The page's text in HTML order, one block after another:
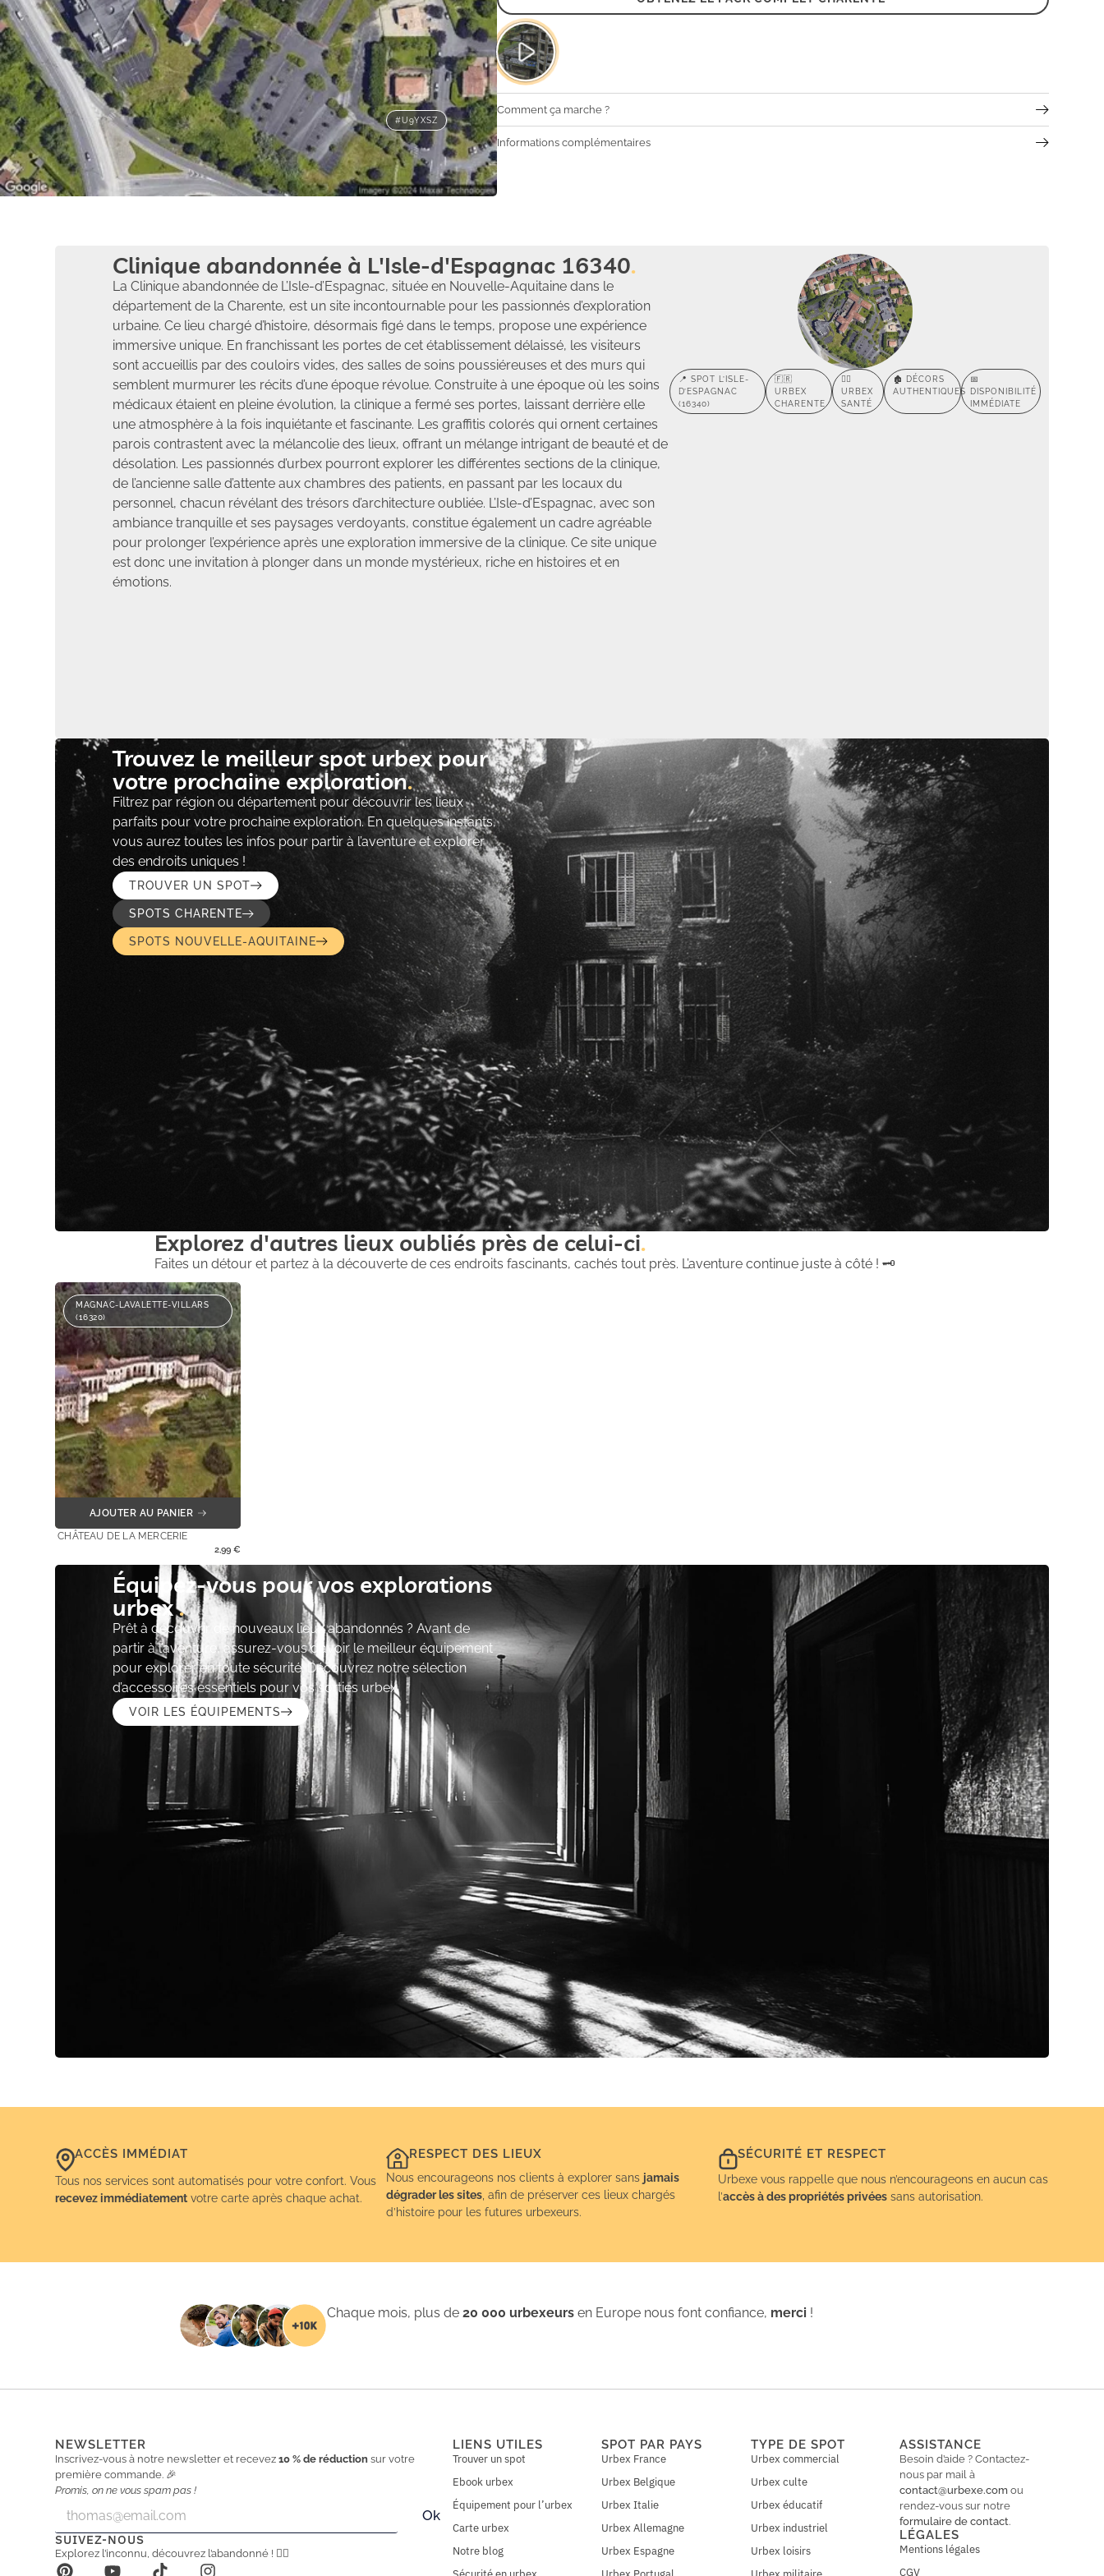
#U9YXSZ
Comment ça marche ?
Informations complémentaires
Clinique abandonnée à L'Isle-d'Espagnac 16340
La Clinique abandonnée de L’Isle-d’Espagnac, située en Nouvelle-Aquitaine dans le
département de la Charente, est un site incontournable pour les passionnés d’exploration
urbaine. Ce lieu chargé d’histoire, désormais figé dans le temps, propose une expérience
immersive unique. En franchissant les portes de cet établissement délaissé, les visiteurs
sont accueillis par des couloirs vides, des salles de soins poussiéreuses et des murs qui
semblent murmurer les récits d’une époque révolue. Construite à une époque où les soins
médicaux étaient en pleine évolution, la clinique a fermé ses portes, laissant derrière elle
une atmosphère à la fois inquiétante et fascinante. Les graffitis colorés qui ornent certaines
parois contrastent avec la mélancolie des lieux, offrant un mélange intrigant de beauté et de
désolation. Les passionnés d’urbex pourront explorer les différentes sections de la clinique,
de l’ancienne salle d’attente aux chambres des patients, en passant par les locaux du
personnel, chacun révélant des trésors d’architecture oubliée. L’Isle-d’Espagnac, avec son
ambiance tranquille et ses paysages verdoyants, constitue également un cadre agréable
pour prolonger l’expérience après une exploration immersive de la clinique. Ce site unique
est donc une invitation à plonger dans un monde mystérieux, riche en histoires et en
émotions.
📍 SPOT L’ISLE-
D’ESPAGNAC
(16340)
🇫🇷
URBEX
CHARENTE
🕵️‍♂️
URBEX
SANTÉ
🏚️ DÉCORS
AUTHENTIQUES
📅
DISPONIBILITÉ
IMMÉDIATE
Trouvez le meilleur spot urbex pour
votre prochaine exploration​
Filtrez par région ou département pour découvrir les lieux
parfaits pour votre prochaine exploration. En quelques instants,
vous aurez toutes les infos pour partir à l’aventure et explorer
des endroits uniques !
TROUVER UN SPOT
SPOTS CHARENTE
SPOTS NOUVELLE-AQUITAINE
Explorez d'autres lieux oubliés près de celui-ci
Faites un détour et partez à la découverte de ces endroits fascinants, cachés tout près. L’aventure continue juste à côté ! 🗝️
MAGNAC-LAVALETTE-VILLARS
(16320)
AJOUTER AU PANIER
CHÂTEAU DE LA MERCERIE
2,99€
Équipez-vous pour vos explorations
urbex
Prêt à découvrir de nouveaux lieux abandonnés ? Avant de
partir à l’aventure, assurez-vous d’avoir le meilleur équipement
pour explorer en toute sécurité. Découvrez notre sélection
d’accessoires essentiels pour vos sorties urbex.
VOIR LES ÉQUIPEMENTS
ACCÈS IMMÉDIAT
Tous nos services sont automatisés pour votre confort. Vous
recevez immédiatement votre carte après chaque achat.
RESPECT DES LIEUX
Nous encourageons nos clients à explorer sans jamais
dégrader les sites , afin de préserver ces lieux chargés
d’histoire pour les futures urbexeurs.
SÉCURITÉ ET RESPECT
Urbexe vous rappelle que nous n’encourageons en aucun cas
l’accès à des propriétés privéessans autorisation.
Chaque mois, plus de20 000 urbexeurs en Europe nous font confiance, merci !
NEWSLETTER
Inscrivez-vous à notre newsletter et recevez10 % de réduction sur votre
première commande. 🎉
Promis, on ne vous spam pas !
a
i
l
a
i
l
Ok
SUIVEZ-NOUS
Explorez l’inconnu, découvrez l’abandonné ! 🕵️‍♂️
LIENS UTILES
Trouver un spot
Ebook urbex
Équipement pour l’urbex
Carte urbex
Notre blog
SPOT PAR PAYS
Urbex France
Urbex Belgique
Urbex Italie
Urbex Allemagne
Urbex Espagne
TYPE DE SPOT
Urbex commercial
Urbex culte
Urbex éducatif
Urbex industriel
Urbex loisirs
ASSISTANCE
Besoin d’aide ? Contactez-
nous par mail à
contact@urbexe.com ou
rendez-vous sur notre
formulaire de contact.
LÉGALES
Mentions légales
CGV